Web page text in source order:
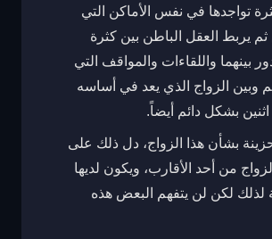
تواجدها في نفس الأماكن التي
يربط العقل الباطن بين كثرة
بينهما واللقاءات والمواقف التي
وبين الزواج الذي يعد في أساسه
بشكل دائم أيضاً.
بشأن هذا الزواج، دل ذلك على
من أحد الأقارب، ويكون لديها
لذلك لكن لن يتفهم البعض هذه